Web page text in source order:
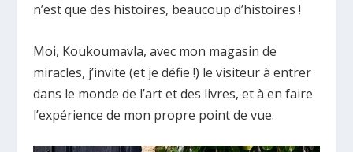
n’est que des histoires, beaucoup d’histoires !
Moi, Koukoumavla, avec mon magasin de
miracles, j’invite (et je défie !) le visiteur à entrer
dans le monde de l’art et des livres, et à en faire
l’expérience de mon propre point de vue.